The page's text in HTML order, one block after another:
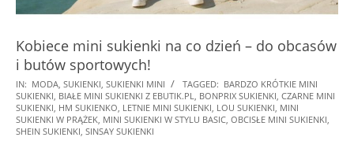
Kobiece mini sukienki na co dzień – do obcasów
i butów sportowych!
2022-
03-
25
IN: MODA SUKIENKI SUKIENKI MINI TAGGED: BARDZO KRÓTKIE MINI
SUKIENKI BIAŁE MINI SUKIENKI Z EBUTIK.PL BONPRIX SUKIENKI CZARNE MINI
SUKIENKI HM SUKIENKO LETNIE MINI SUKIENKI LOU SUKIENKI MINI
SUKIENKI W PRĄŻEK MINI SUKIENKI W STYLU BASIC OBCISŁE MINI SUKIENKI
SHEIN SUKIENKI SINSAY SUKIENKI